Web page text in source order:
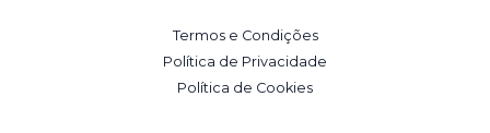
Termos e Condições
Política de Privacidade
Política de Cookies